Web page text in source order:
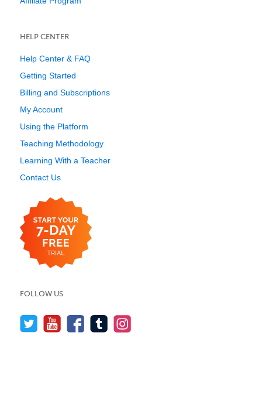
HELP CENTER
Help Center & FAQ
Getting Started
Billing and Subscriptions
My Account
Using the Platform
Teaching Methodology
Learning With a Teacher
Contact Us
FOLLOW US